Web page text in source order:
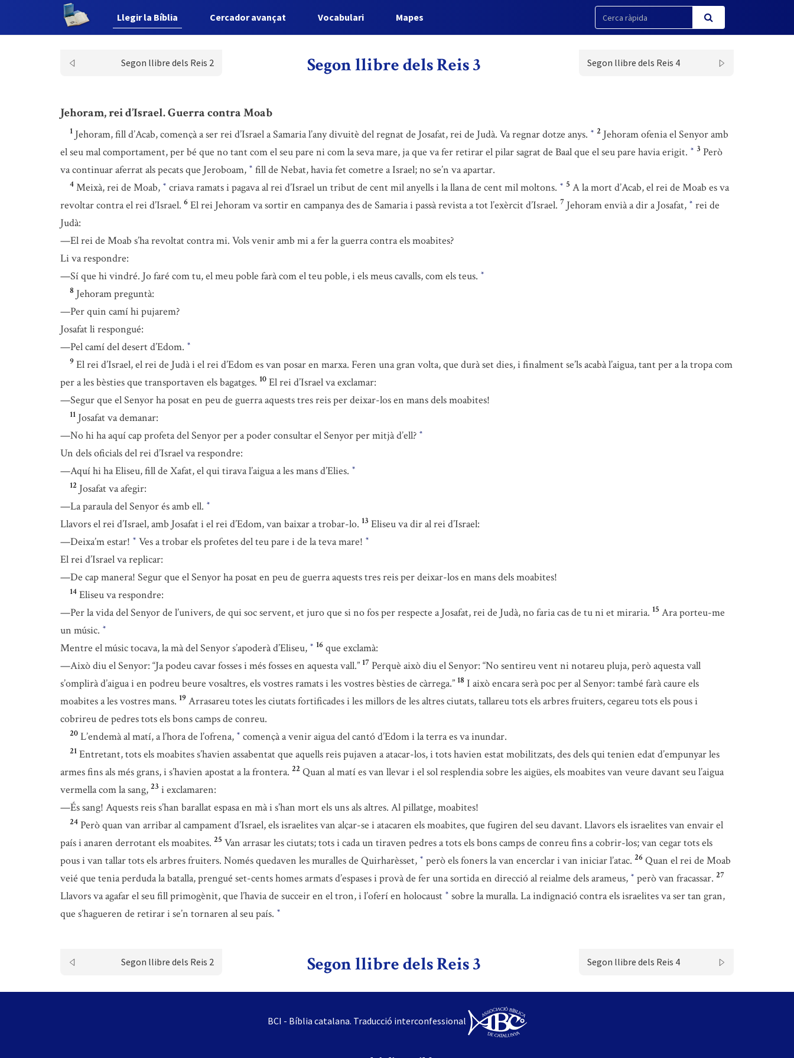
Llegir la Bíblia Cercador avançat Vocabulari Mapes
Segon llibre dels Reis 2 Segon llibre dels Reis 3 Segon llibre dels Reis 4
Jehoram, rei d’Israel. Guerra contra Moab
1 Jehoram, fill d’Acab, començà a ser rei d’Israel a Samaria l’any divuitè del regnat de Josafat, rei de Judà. Va regnar dotze anys. * 2 Jehoram ofenia el Senyor amb
el seu mal comportament, per bé que no tant com el seu pare ni com la seva mare, ja que va fer retirar el pilar sagrat de Baal que el seu pare havia erigit. * 3 Però
va continuar aferrat als pecats que Jeroboam, * fill de Nebat, havia fet cometre a Israel; no se’n va apartar.
4 Meixà, rei de Moab, * criava ramats i pagava al rei d’Israel un tribut de cent mil anyells i la llana de cent mil moltons. * 5 A la mort d’Acab, el rei de Moab es va
revoltar contra el rei d’Israel. 6 El rei Jehoram va sortir en campanya des de Samaria i passà revista a tot l’exèrcit d’Israel. 7 Jehoram envià a dir a Josafat, * rei de
Judà:
—El rei de Moab s’ha revoltat contra mi. Vols venir amb mi a fer la guerra contra els moabites?
Li va respondre:
—Sí que hi vindré. Jo faré com tu, el meu poble farà com el teu poble, i els meus cavalls, com els teus. *
8 Jehoram preguntà:
—Per quin camí hi pujarem?
Josafat li respongué:
—Pel camí del desert d’Edom. *
9 El rei d’Israel, el rei de Judà i el rei d’Edom es van posar en marxa. Feren una gran volta, que durà set dies, i finalment se’ls acabà l’aigua, tant per a la tropa com
per a les bèsties que transportaven els bagatges. 10 El rei d’Israel va exclamar:
—Segur que el Senyor ha posat en peu de guerra aquests tres reis per deixar-los en mans dels moabites!
11 Josafat va demanar:
—No hi ha aquí cap profeta del Senyor per a poder consultar el Senyor per mitjà d’ell? *
Un dels oficials del rei d’Israel va respondre:
—Aquí hi ha Eliseu, fill de Xafat, el qui tirava l’aigua a les mans d’Elies. *
12 Josafat va afegir:
—La paraula del Senyor és amb ell. *
Llavors el rei d’Israel, amb Josafat i el rei d’Edom, van baixar a trobar-lo. 13 Eliseu va dir al rei d’Israel:
—Deixa’m estar! * Ves a trobar els profetes del teu pare i de la teva mare! *
El rei d’Israel va replicar:
—De cap manera! Segur que el Senyor ha posat en peu de guerra aquests tres reis per deixar-los en mans dels moabites!
14 Eliseu va respondre:
—Per la vida del Senyor de l’univers, de qui soc servent, et juro que si no fos per respecte a Josafat, rei de Judà, no faria cas de tu ni et miraria. 15 Ara porteu-me
un músic. *
Mentre el músic tocava, la mà del Senyor s’apoderà d’Eliseu, * 16 que exclamà:
—Això diu el Senyor: “Ja podeu cavar fosses i més fosses en aquesta vall.” 17 Perquè això diu el Senyor: “No sentireu vent ni notareu pluja, però aquesta vall
s’omplirà d’aigua i en podreu beure vosaltres, els vostres ramats i les vostres bèsties de càrrega.” 18 I això encara serà poc per al Senyor: també farà caure els
moabites a les vostres mans. 19 Arrasareu totes les ciutats fortificades i les millors de les altres ciutats, tallareu tots els arbres fruiters, cegareu tots els pous i
cobrireu de pedres tots els bons camps de conreu.
20 L’endemà al matí, a l’hora de l’ofrena, * començà a venir aigua del cantó d’Edom i la terra es va inundar.
21 Entretant, tots els moabites s’havien assabentat que aquells reis pujaven a atacar-los, i tots havien estat mobilitzats, des dels qui tenien edat d’empunyar les
armes fins als més grans, i s’havien apostat a la frontera. 22 Quan al matí es van llevar i el sol resplendia sobre les aigües, els moabites van veure davant seu l’aigua
vermella com la sang, 23 i exclamaren:
—És sang! Aquests reis s’han barallat espasa en mà i s’han mort els uns als altres. Al pillatge, moabites!
24 Però quan van arribar al campament d’Israel, els israelites van alçar-se i atacaren els moabites, que fugiren del seu davant. Llavors els israelites van envair el
país i anaren derrotant els moabites. 25 Van arrasar les ciutats; tots i cada un tiraven pedres a tots els bons camps de conreu fins a cobrir-los; van cegar tots els
pous i van tallar tots els arbres fruiters. Només quedaven les muralles de Quirharèsset, * però els foners la van encerclar i van iniciar l’atac. 26 Quan el rei de Moab
veié que tenia perduda la batalla, prengué set-cents homes armats d’espases i provà de fer una sortida en direcció al reialme dels arameus, * però van fracassar. 27
Llavors va agafar el seu fill primogènit, que l’havia de succeir en el tron, i l’oferí en holocaust * sobre la muralla. La indignació contra els israelites va ser tan gran,
que s’hagueren de retirar i se’n tornaren al seu país. *
Segon llibre dels Reis 2 Segon llibre dels Reis 3 Segon llibre dels Reis 4
BCI - Bíblia catalana. Traducció interconfessional